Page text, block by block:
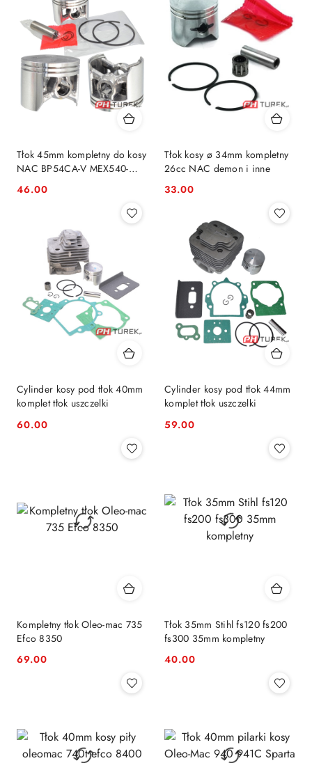
Tłok 45mm kompletny do kosy
NAC BP54CA-V MEX540-
K30-2
Cena:
46.00
Tłok kosy ø 34mm kompletny
26cc NAC demon i inne
Cena:
33.00
Cylinder kosy pod tłok 40mm
komplet tłok uszczelki
Cena:
60.00
Cylinder kosy pod tłok 44mm
komplet tłok uszczelki
Cena:
59.00
Kompletny tłok Oleo-mac 735
Efco 8350
Cena:
69.00
Tłok 35mm Stihl fs120 fs200
fs300 35mm kompletny
Cena:
40.00